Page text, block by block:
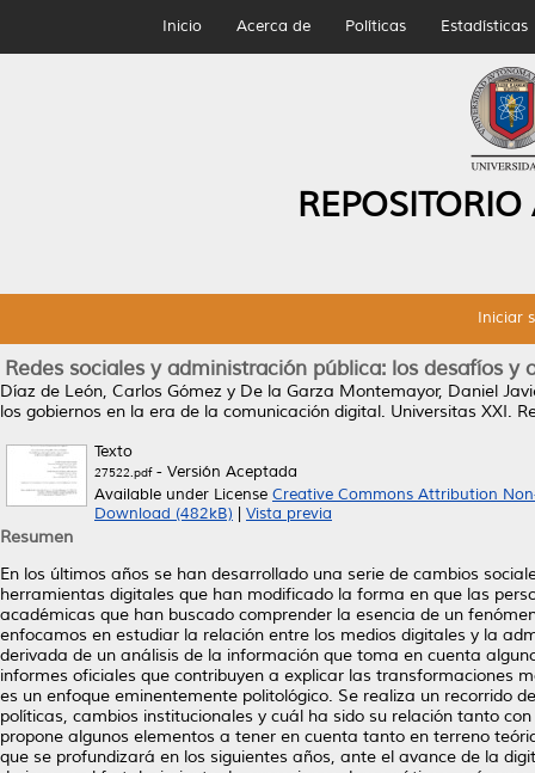
Inicio Acerca de Políticas Estadísticas
Iniciar
Redes sociales y administración pública: los desafíos
Díaz de León, Carlos Gómez y De la Garza Montemayor, Daniel
los gobiernos en la era de la comunicación digital. Universitas XXI.
Texto
27522.pdf- Versión Aceptada
Available under License Creative Commons Attribution
Download (482kB)
Vista previa
Resumen
En los últimos años se han desarrollado una serie de cambios
herramientas digitales que han modificado la forma en que las
académicas que han buscado comprender la esencia de un
enfocamos en estudiar la relación entre los medios digitales y la
derivada de un análisis de la información que toma en cuenta
informes oficiales que contribuyen a explicar las transformaciones
es un enfoque eminentemente politológico. Se realiza un recorrido
políticas, cambios institucionales y cuál ha sido su relación tanto
propone algunos elementos a tener en cuenta tanto en terreno
que se profundizará en los siguientes años, ante el avance de la